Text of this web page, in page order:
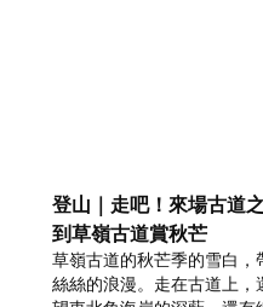
登山｜走吧！來場古道
到草嶺古道賞秋芒
草嶺古道的秋芒季的雪白，
絲絲的浪漫。走在古道上，